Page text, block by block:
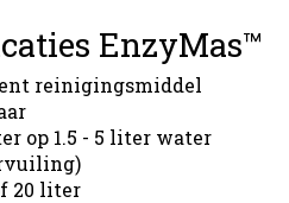
EnzyMas™
reinigingsmiddel
op 1.5 - 5 liter water
20 liter